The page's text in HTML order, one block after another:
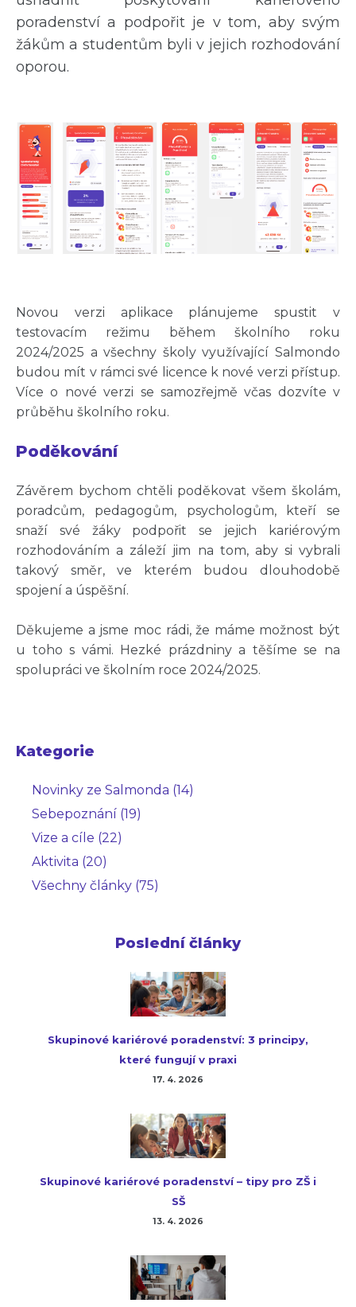
poradenství a podpořit je v tom, aby svým
žákům a studentům byli v jejich rozhodování
oporou.
Novou verzi aplikace plánujeme spustit v
testovacím režimu během školního roku
2024/2025 a všechny školy využívající Salmondo
budou mít v rámci své licence k nové verzi přístup.
Více o nové verzi se samozřejmě včas dozvíte v
průběhu školního roku.
Poděkování
Závěrem bychom chtěli poděkovat všem školám,
poradcům, pedagogům, psychologům, kteří se
snaží své žáky podpořit se jejich kariérovým
rozhodováním a záleží jim na tom, aby si vybrali
takový směr, ve kterém budou dlouhodobě
spojení a úspěšní.
Děkujeme a jsme moc rádi, že máme možnost být
u toho s vámi. Hezké prázdniny a těšíme se na
spolupráci ve školním roce 2024/2025.
Kategorie
Novinky ze Salmonda (14)
Sebepoznání (19)
Vize a cíle (22)
Aktivita (20)
Všechny články (75)
Poslední články
Skupinové kariérové poradenství: 3 principy,
které fungují v praxi
17. 4. 2026
Skupinové kariérové poradenství – tipy pro ZŠ i
SŠ
13. 4. 2026